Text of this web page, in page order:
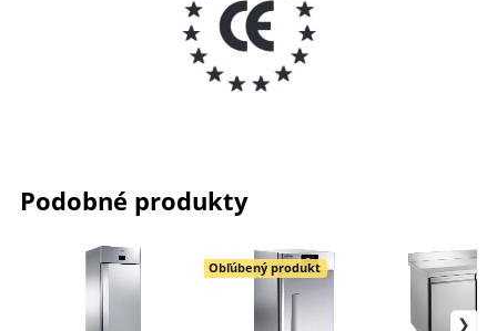
Podobné produkty
Obľúbený produkt